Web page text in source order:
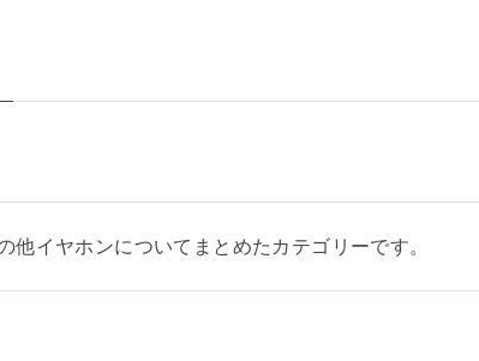
イヤホンについてまとめたカテゴリーです。